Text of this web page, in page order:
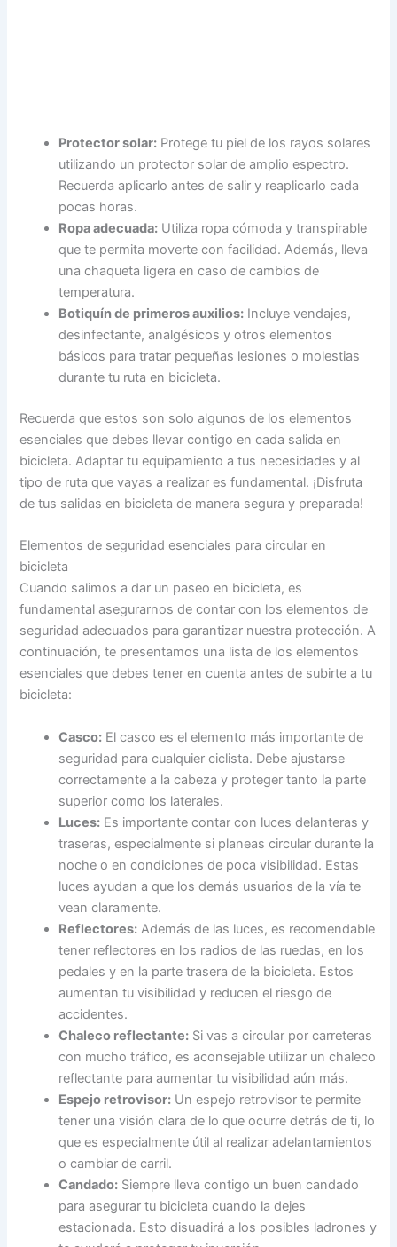
Protector solar: Protege tu piel de los rayos solares
utilizando un protector solar de amplio espectro.
Recuerda aplicarlo antes de salir y reaplicarlo cada
pocas horas.
Ropa adecuada: Utiliza ropa cómoda y transpirable
que te permita moverte con facilidad. Además, lleva
una chaqueta ligera en caso de cambios de
temperatura.
Botiquín de primeros auxilios: Incluye vendajes,
desinfectante, analgésicos y otros elementos
básicos para tratar pequeñas lesiones o molestias
durante tu ruta en bicicleta.
Recuerda que estos son solo algunos de los elementos
esenciales que debes llevar contigo en cada salida en
bicicleta. Adaptar tu equipamiento a tus necesidades y al
tipo de ruta que vayas a realizar es fundamental. ¡Disfruta
de tus salidas en bicicleta de manera segura y preparada!
Elementos de seguridad esenciales para circular en
bicicleta
Cuando salimos a dar un paseo en bicicleta, es
fundamental asegurarnos de contar con los elementos de
seguridad adecuados para garantizar nuestra protección. A
continuación, te presentamos una lista de los elementos
esenciales que debes tener en cuenta antes de subirte a tu
bicicleta:
Casco: El casco es el elemento más importante de
seguridad para cualquier ciclista. Debe ajustarse
correctamente a la cabeza y proteger tanto la parte
superior como los laterales.
Luces: Es importante contar con luces delanteras y
traseras, especialmente si planeas circular durante la
noche o en condiciones de poca visibilidad. Estas
luces ayudan a que los demás usuarios de la vía te
vean claramente.
Reflectores: Además de las luces, es recomendable
tener reflectores en los radios de las ruedas, en los
pedales y en la parte trasera de la bicicleta. Estos
aumentan tu visibilidad y reducen el riesgo de
accidentes.
Chaleco reflectante: Si vas a circular por carreteras
con mucho tráfico, es aconsejable utilizar un chaleco
reflectante para aumentar tu visibilidad aún más.
Espejo retrovisor: Un espejo retrovisor te permite
tener una visión clara de lo que ocurre detrás de ti, lo
que es especialmente útil al realizar adelantamientos
o cambiar de carril.
Candado: Siempre lleva contigo un buen candado
para asegurar tu bicicleta cuando la dejes
estacionada. Esto disuadirá a los posibles ladrones y